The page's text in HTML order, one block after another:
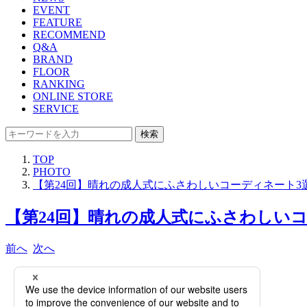
EVENT
FEATURE
RECOMMEND
Q&A
BRAND
FLOOR
RANKING
ONLINE STORE
SERVICE
検索
TOP
PHOTO
【第24回】晴れの成人式にふさわしいコーディネート3
【第24回】晴れの成人式にふさわしい
前へ 次へ